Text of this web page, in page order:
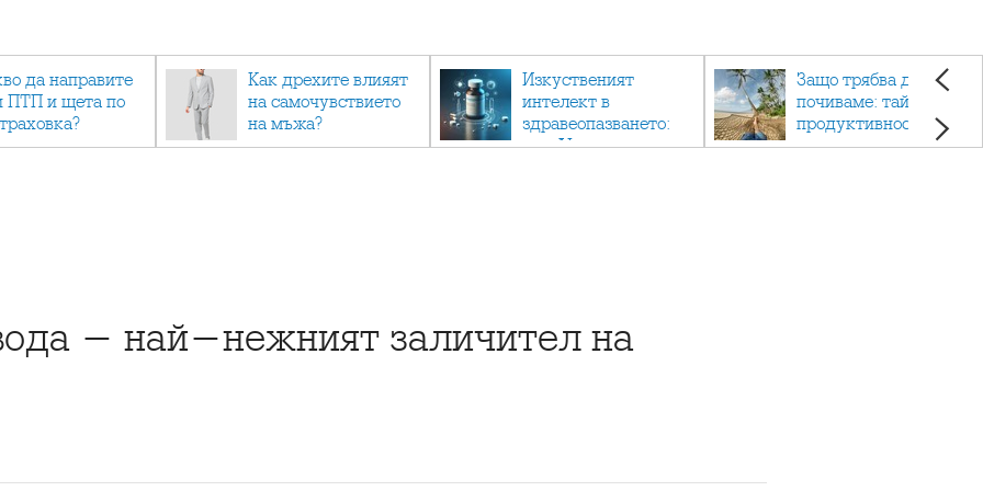
да направите
ПТП и щета по
Как дрехите влияят
на самочувствието
на мъжа?
Изкуственият
интелект в
здравеопазването:
как AI променя
Защо трябва да си
почиваме: тайната на
продуктивността,
здравето и добрия
- най-нежният заличител на